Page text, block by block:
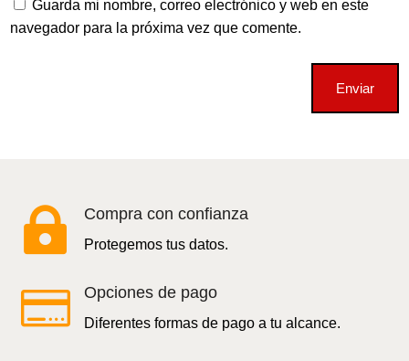
Guarda mi nombre, correo electrónico y web en este
navegador para la próxima vez que comente.
Enviar
 Compra con confianza
Protegemos tus datos.
 Opciones de pago
Diferentes formas de pago a tu alcance.